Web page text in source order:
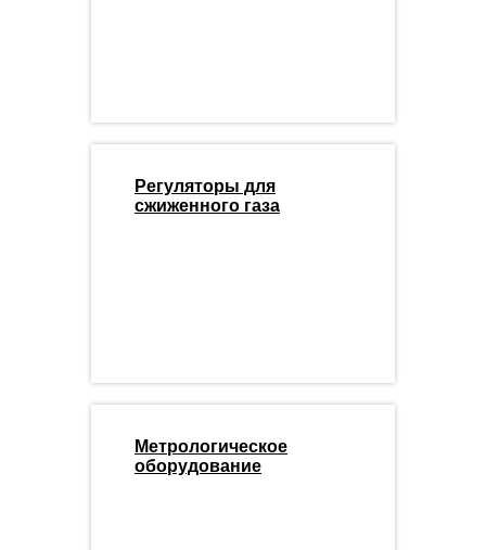
Регуляторы для
сжиженного газа
Метрологическое
оборудование